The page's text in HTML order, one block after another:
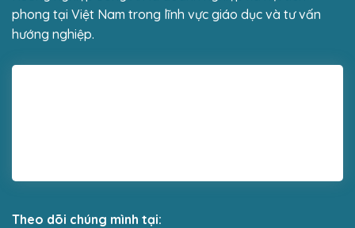
phong tại Việt Nam trong lĩnh vực giáo dục và tư vấn
hướng nghiệp.
Theo dõi chúng mình tại: